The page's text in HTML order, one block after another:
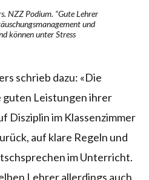
NZZ Podium. “Gute Lehrer
und
können unter Stress
schrieb dazu: «Die
Leistungen ihrer
Disziplin im Klassenzimmer
auf klare Regeln und
im Unterricht.
Lehrer allerdings auch